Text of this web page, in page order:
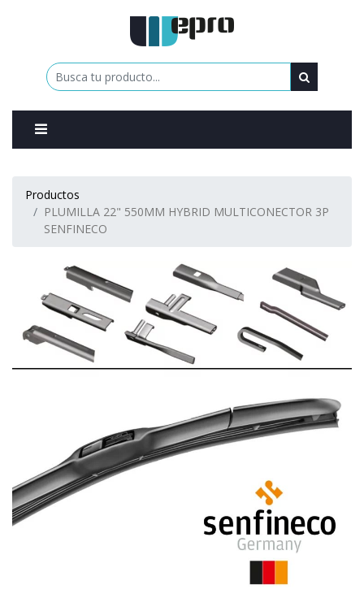
Productos
PLUMILLA 22" 550MM HYBRID MULTICONECTOR 3P
SENFINECO